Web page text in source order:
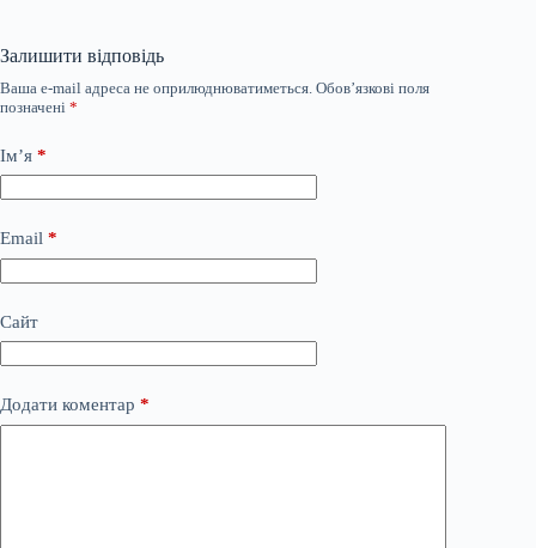
Залишити відповідь
Ваша e-mail адреса не оприлюднюватиметься. Обов’язкові поля
позначені *
Ім’я *
Email *
Сайт
Додати коментар *